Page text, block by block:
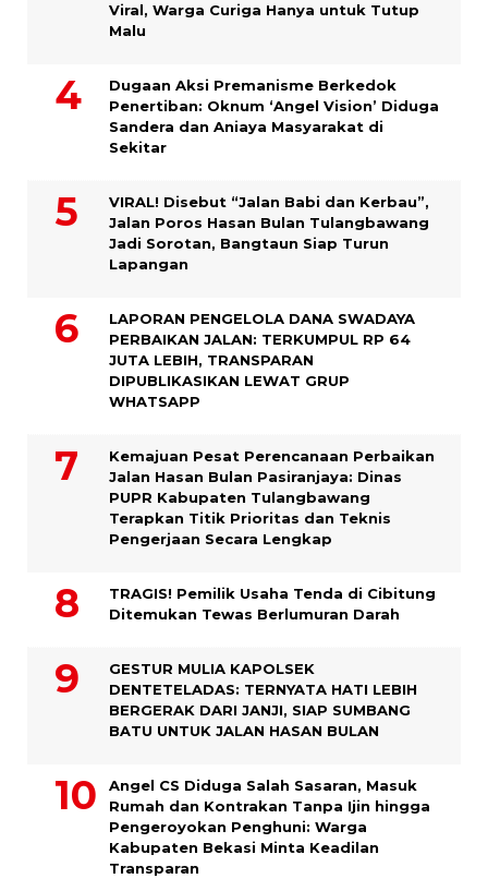
Viral, Warga Curiga Hanya untuk Tutup
Malu
Dugaan Aksi Premanisme Berkedok
Penertiban: Oknum ‘Angel Vision’ Diduga
Sandera dan Aniaya Masyarakat di
Sekitar
VIRAL! Disebut “Jalan Babi dan Kerbau”,
Jalan Poros Hasan Bulan Tulangbawang
Jadi Sorotan, Bangtaun Siap Turun
Lapangan
LAPORAN PENGELOLA DANA SWADAYA
PERBAIKAN JALAN: TERKUMPUL RP 64
JUTA LEBIH, TRANSPARAN
DIPUBLIKASIKAN LEWAT GRUP
WHATSAPP
Kemajuan Pesat Perencanaan Perbaikan
Jalan Hasan Bulan Pasiranjaya: Dinas
PUPR Kabupaten Tulangbawang
Terapkan Titik Prioritas dan Teknis
Pengerjaan Secara Lengkap
TRAGIS! Pemilik Usaha Tenda di Cibitung
Ditemukan Tewas Berlumuran Darah
GESTUR MULIA KAPOLSEK
DENTETELADAS: TERNYATA HATI LEBIH
BERGERAK DARI JANJI, SIAP SUMBANG
BATU UNTUK JALAN HASAN BULAN
Angel CS Diduga Salah Sasaran, Masuk
Rumah dan Kontrakan Tanpa Ijin hingga
Pengeroyokan Penghuni: Warga
Kabupaten Bekasi Minta Keadilan
Transparan